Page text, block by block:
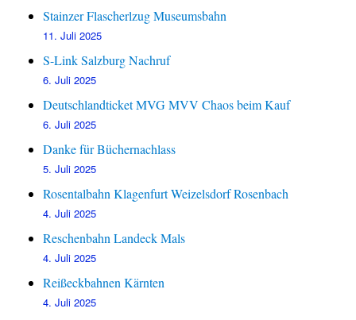
Stainzer Flascherlzug Museumsbahn
11. Juli 2025
S-Link Salzburg Nachruf
6. Juli 2025
Deutschlandticket MVG MVV Chaos beim Kauf
6. Juli 2025
Danke für Büchernachlass
5. Juli 2025
Rosentalbahn Klagenfurt Weizelsdorf Rosenbach
4. Juli 2025
Reschenbahn Landeck Mals
4. Juli 2025
Reißeckbahnen Kärnten
4. Juli 2025